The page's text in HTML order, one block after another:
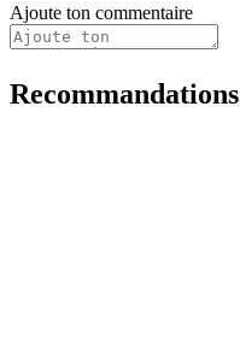
Ajoute ton commentaire
Recommandations